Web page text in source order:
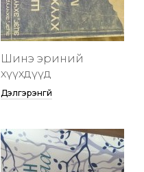
Шинэ эриний
хүүхдүүд
Дэлгэрэнгүй